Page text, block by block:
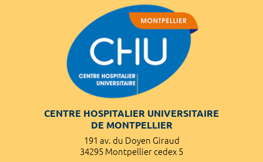
CENTRE HOSPITALIER UNIVERSITAIRE
DE MONTPELLIER
191 av. du Doyen Giraud
34295 Montpellier cedex 5